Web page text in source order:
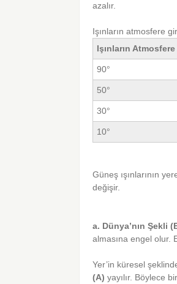
azalır.
Işınların atmosfere
Işınların Atmosfere
90°
50°
30°
10°
Güneş ışınlarının
değişir.
a. Dünya’nın Şekli
almasına engel olur.
Yer’in küresel
(A) yayılır. Böylece